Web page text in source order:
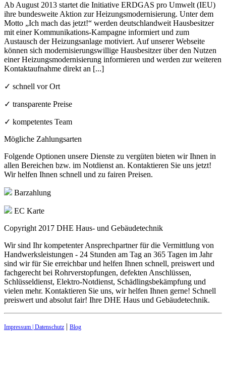
Ab August 2013 startet die Initiative ERDGAS pro Umwelt (IEU)
ihre bundesweite Aktion zur Heizungsmodernisierung. Unter dem
Motto „Ich mach das jetzt!“ werden deutschlandweit Hausbesitzer
mit einer Kommunikations-Kampagne informiert und zum
Austausch der Heizungsanlage motiviert. Auf unserer Webseite
können sich modernisierungswillige Hausbesitzer über den Nutzen
einer Heizungsmodernisierung informieren und werden zur weiteren
Kontaktaufnahme direkt an [...]
✓ schnell vor Ort
✓ transparente Preise
✓ kompetentes Team
Mögliche Zahlungsarten
Folgende Optionen unsere Dienste zu vergüten bieten wir Ihnen in
allen Bereichen bzw. im Notdienst an. Kontaktieren Sie uns jetzt!
Wir helfen Ihnen schnell und zu fairen Preisen.
Barzahlung
EC Karte
Copyright 2017 DHE Haus- und Gebäudetechnik
Wir sind Ihr kompetenter Ansprechpartner für die Vermittlung von
Handwerksleistungen - 24 Stunden am Tag an 365 Tagen im Jahr
sind wir für Sie erreichbar und helfen Ihnen schnell, preiswert und
fachgerecht bei Rohrverstopfungen, defekten Anschlüssen,
Schlüsseldienst, Elektro-Notdienst, Schädlingsbekämpfung und
vielen mehr. Kontaktieren Sie uns, wir helfen Ihnen gerne! Schnell
preiswert und absolut fair! Ihre DHE Haus und Gebäudetechnik.
Impressum | Datenschutz | Blog